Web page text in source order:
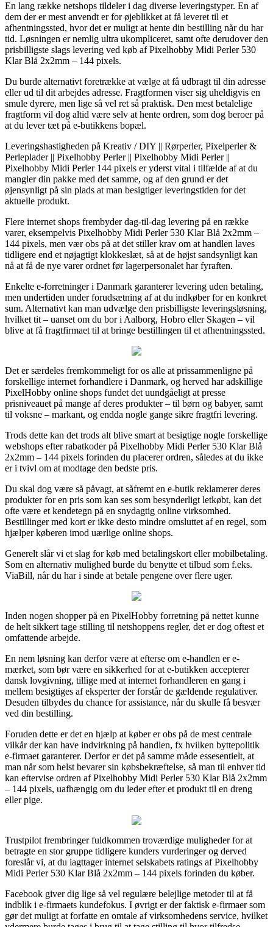
En lang række netshops tildeler i dag diverse leveringstyper. En af
dem der er mest anvendt er for øjeblikket at få leveret til et
afhentningssted, hvor det er muligt at hente din bestilling når du har
tid. Løsningen er nemlig ultra ukompliceret, samt ofte derudover den
prisbilligste slags levering ved køb af Pixelhobby Midi Perler 530
Klar Blå 2x2mm – 144 pixels.
Du burde alternativt foretrække at vælge at få udbragt til din adresse
eller ud til dit arbejdes adresse. Fragtformen viser sig uheldigvis en
smule dyrere, men lige så vel ret så praktisk. Den mest betalelige
fragtform vil dog altid være selv at hente ordren, som dog beroer på
at du lever tæt på e-butikkens bopæl.
Leveringshastigheden på Kreativ / DIY || Rørperler, Pixelperler &
Perleplader || Pixelhobby Perler || Pixelhobby Midi Perler ||
Pixelhobby Midi Perler 144 pixels er yderst vital i tilfælde af at du
mangler din pakke med det samme, og af den grund er det
øjensynligt på sin plads at man besigtiger leveringstiden for det
aktuelle produkt.
Flere internet shops frembyder dag-til-dag levering på en række
varer, eksempelvis Pixelhobby Midi Perler 530 Klar Blå 2x2mm –
144 pixels, men vær obs på at det stiller krav om at handlen laves
tidligere end et nøjagtigt klokkeslæt, så at de højst sandsynligt kan
nå at få de nye varer ordnet før lagerpersonalet har fyraften.
Enkelte e-forretninger i Danmark garanterer levering uden betaling,
men undertiden under forudsætning af at du indkøber for en konkret
sum. Alternativt kan man udvælge den prisbilligste leveringsløsning,
hvilket tit – uanset om du bor i Aalborg, Hobro eller Skagen – vil
blive at få fragtfirmaet til at bringe bestillingen til et afhentningssted.
Det er særdeles fremkommeligt for os alle at prissammenligne på
forskellige internet forhandlere i Danmark, og herved har adskillige
PixelHobby online shops fundet det uundgåeligt at presse
prisniveauet på mange af deres produkter – til børn og babyer, samt
til voksne – markant, og endda nogle gange sikre fragtfri levering.
Trods dette kan det trods alt blive smart at besigtige nogle forskellige
webshops efter rabatkoder på Pixelhobby Midi Perler 530 Klar Blå
2x2mm – 144 pixels forinden du placerer ordren, således at du ikke
er i tvivl om at modtage den bedste pris.
Du skal dog være så påvagt, at såfremt en e-butik reklamerer deres
produkter for en pris som kan ses som besynderligt letkøbt, kan det
ofte være et kendetegn på en snydagtig online virksomhed.
Bestillinger med kort er ikke desto mindre omsluttet af en regel, som
hjælper køberen imod uærlige online shops.
Generelt slår vi et slag for køb med betalingskort eller mobilbetaling.
Som en alternativ mulighed burde du benytte et tilbud som f.eks.
ViaBill, når du har i sinde at betale pengene over flere uger.
Inden nogen shopper på en PixelHobby forretning på nettet kunne
de helt sikkert tage stilling til netshoppens regler, det er dog oftest et
omfattende arbejde.
En nem løsning kan derfor være at efterse om e-handlen er e-
mærket, som bør være en sikkerhed for at e-butikken accepterer
dansk lovgivning, tillige med at internet forhandleren en gang i
mellem besigtiges af eksperter der forstår de gældende regulativer.
Desuden tilbydes du chance for assistance, når du skulle få besvær
ved din bestilling.
Foruden dette er det en hjælp at køber er obs på de mest centrale
vilkår der kan have indvirkning på handlen, fx hvilken byttepolitik
e-firmaet garanterer. Derfor er det på samme måde essesentielt, at
man når som helst bevarer sin købsbekræftelse, så man til enhver tid
kan eftervise ordren af Pixelhobby Midi Perler 530 Klar Blå 2x2mm
– 144 pixels, uafhængig om du leder efter et produkt til en dreng
eller pige.
Trustpilot frembringer fuldkommen troværdige muligheder for at
betragte en stor gruppe tidligere kunders vurderinger og derved
foreslår vi, at du iagttager internet selskabets ratings af Pixelhobby
Midi Perler 530 Klar Blå 2x2mm – 144 pixels forinden du køber.
Facebook giver dig lige så vel regulære belejlige metoder til at få
indblik i e-firmaets kundefokus. I øvrigt er der faktisk e-firmaer som
gør det muligt at forfatte en omtale af virksomhedens service, hvilket